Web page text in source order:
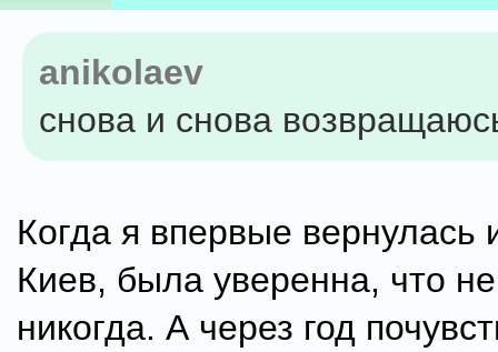
anikolaev
снова и снова
Когда я впервые вернулась
Киев, была уверенна, что
никогда. А через год